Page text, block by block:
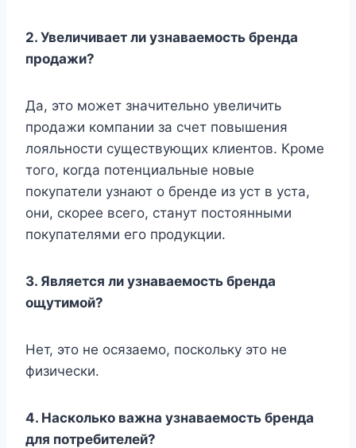
2. Увеличивает ли узнаваемость бренда
продажи?
Да, это может значительно увеличить
продажи компании за счет повышения
лояльности существующих клиентов. Кроме
того, когда потенциальные новые
покупатели узнают о бренде из уст в уста,
они, скорее всего, станут постоянными
покупателями его продукции.
3. Является ли узнаваемость бренда
ощутимой?
Нет, это не осязаемо, поскольку это не
физически.
4. Насколько важна узнаваемость бренда
для потребителей?